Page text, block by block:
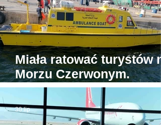
Miała ratować turystów
Morzu Czerwonym.
Tymczasem jedyna
egipska karetka wodna...
stoi w porcie
30 lip